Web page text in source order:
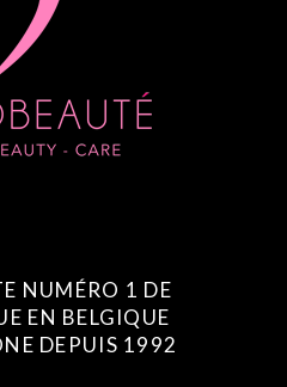
NUMÉRO 1 DE
EN BELGIQUE
DEPUIS 1992